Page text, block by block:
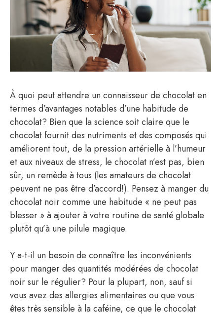
À quoi peut attendre un connaisseur de chocolat en
termes d’avantages notables d’une habitude de
chocolat? Bien que la science soit claire que le
chocolat fournit des nutriments et des composés qui
améliorent tout, de la pression artérielle à l’humeur
et aux niveaux de stress, le chocolat n’est pas, bien
sûr, un remède à tous (les amateurs de chocolat
peuvent ne pas être d’accord!). Pensez à manger du
chocolat noir comme une habitude « ne peut pas
blesser » à ajouter à votre routine de santé globale
plutôt qu’à une pilule magique.
Y a-t-il un besoin de connaître les inconvénients
pour manger des quantités modérées de chocolat
noir sur le régulier? Pour la plupart, non, sauf si
vous avez des allergies alimentaires ou que vous
êtes très sensible à la caféine, ce que le chocolat